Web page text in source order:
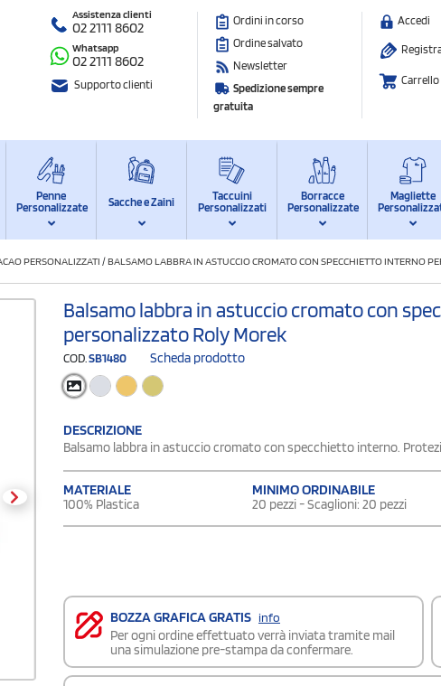
Assistenza clienti
02 2111 8602
Whatsapp
02 2111 8602
Supporto clienti
Ordini in corso
Ordine salvato
Newsletter
Spedizione sempre
gratuita
Accedi
Carrello
Penne
Personalizzate
Sacche e Zaini
Taccuini
Personalizzati
Borracce
Personalizzate
Magliette
PERSONALIZZATI /BALSAMO LABBRA IN ASTUCCIO CROMATO CON SPECCHIETTO INTERNO
Balsamo labbra in astuccio cromato con
personalizzato Roly Morek
COD. SB1480 Scheda prodotto
DESCRIZIONE
Balsamo labbra in astuccio cromato con specchietto interno.
MATERIALE
100% Plastica
MINIMO ORDINABILE
20 pezzi - Scaglioni: 20 pezzi
BOZZA GRAFICA GRATIS info
Per ogni ordine effettuato verrà inviata tramite mail
una simulazione pre-stampa da confermare.